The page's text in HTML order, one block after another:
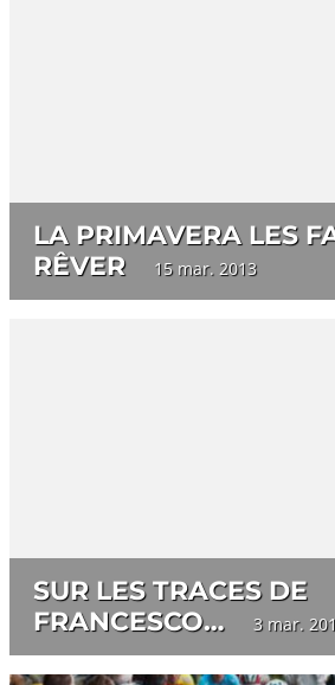
LA PRIMAVERA LES
RÊVER
15 mar. 2013
SUR LES TRACES DE
FRANCESCO…
3 mar.